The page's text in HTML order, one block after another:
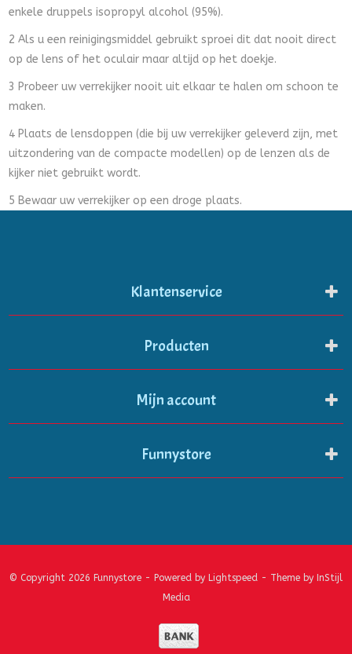
enkele druppels isopropyl alcohol (95%).
2 Als u een reinigingsmiddel gebruikt sproei dit dat nooit direct
op de lens of het oculair maar altijd op het doekje.
3 Probeer uw verrekijker nooit uit elkaar te halen om schoon te
maken.
4 Plaats de lensdoppen (die bij uw verrekijker geleverd zijn, met
uitzondering van de compacte modellen) op de lenzen als de
kijker niet gebruikt wordt.
5 Bewaar uw verrekijker op een droge plaats.
Klantenservice
Producten
Mijn account
Funnystore
© Copyright 2026 Funnystore - Powered by Lightspeed - Theme by InStijl
Media